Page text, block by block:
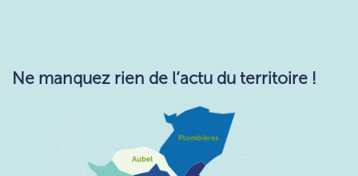
Ne manquez rie​n de l’actu du territoire !